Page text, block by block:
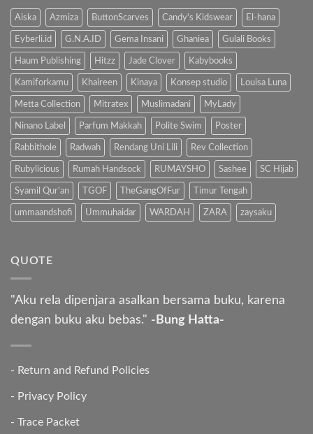
Anak
Aiska Azmiza ButtonScarves Candy's Kidswear El-hana
Eyberli.id G.N.A.ID Gema Insani Ghaniea Gulali Books
Haum Publishing Hitzz Jade Clover Kabybooks
Kamiforkamu Khaireen Kinaya Konsep studio Louisa Luna
Metta Collection Mitratex Muslimadani MyLady
Ninano Label Parfum Makkah Polite Swim Poster
Rabbithole Radwah Rendang Uni Lili Rev Collection
Rubylicious Rumah Handsock RUMAYSHO Sashee SC Hijab
Syamil Qur'an TGOF TheGangOfFur Timur Tengah
ummaandshofi Ummuhaidar WARDAH ZARA zaysaku
QUOTE
"Aku rela dipenjara asalkan bersama buku, karena
dengan buku aku bebas." -Bung Hatta-
- Return and Refund Policies
- Privacy Policy
- Trace Packet